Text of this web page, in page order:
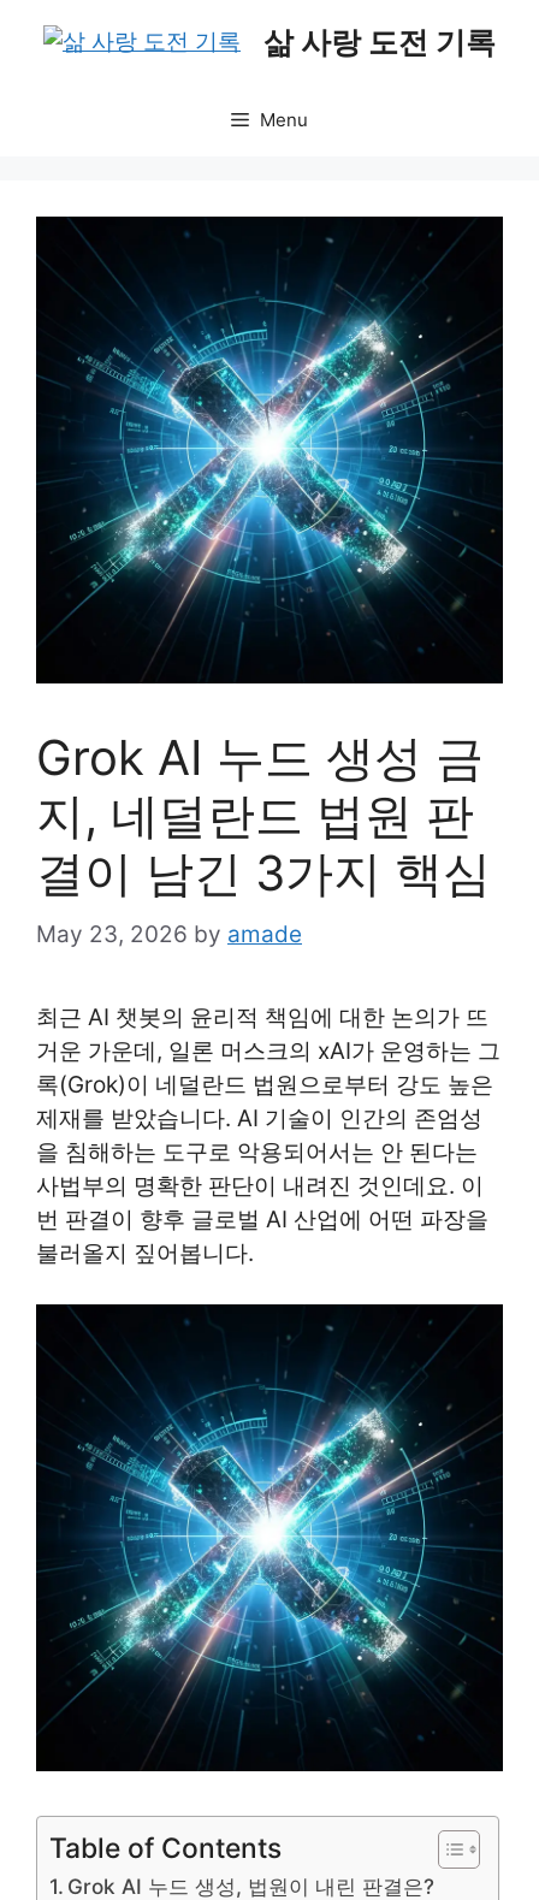
삶 사랑 도전 기록
Menu
Grok AI 누드 생성 금
지, 네덜란드 법원 판
결이 남긴 3가지 핵심
May 23, 2026 by amade
최근 AI 챗봇의 윤리적 책임에 대한 논의가 뜨
거운 가운데, 일론 머스크의 xAI가 운영하는 그
록(Grok)이 네덜란드 법원으로부터 강도 높은
제재를 받았습니다. AI 기술이 인간의 존엄성
을 침해하는 도구로 악용되어서는 안 된다는
사법부의 명확한 판단이 내려진 것인데요. 이
번 판결이 향후 글로벌 AI 산업에 어떤 파장을
불러올지 짚어봅니다.
Table of Contents
Grok AI 누드 생성, 법원이 내린 판결은?